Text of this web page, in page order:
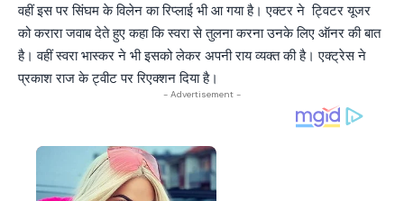
वहीं इस पर सिंघम के विलेन का रिप्लाई भी आ गया है। एक्टर ने ट्विटर यूजर
को करारा जवाब देते हुए कहा कि स्वरा से तुलना करना उनके लिए ऑनर की बात
है। वहीं स्वरा भास्कर ने भी इसको लेकर अपनी राय व्यक्त की है। एक्ट्रेस ने
प्रकाश राज के ट्वीट पर रिएक्शन दिया है।
- Advertisement -